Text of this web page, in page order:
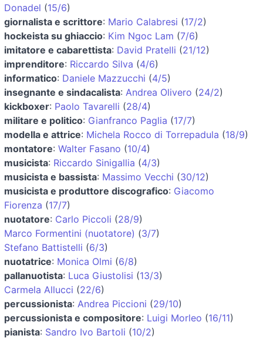
Donadel (15/6)
giornalista e scrittore: Mario Calabresi (17/2)
hockeista su ghiaccio: Kim Ngoc Lam (7/6)
imitatore e cabarettista: David Pratelli (21/12)
imprenditore: Riccardo Silva (4/6)
informatico: Daniele Mazzucchi (4/5)
insegnante e sindacalista: Andrea Olivero (24/2)
kickboxer: Paolo Tavarelli (28/4)
militare e politico: Gianfranco Paglia (17/7)
modella e attrice: Michela Rocco di Torrepadula (18/9)
montatore: Walter Fasano (10/4)
musicista: Riccardo Sinigallia (4/3)
musicista e bassista: Massimo Vecchi (30/12)
musicista e produttore discografico: Giacomo
Fiorenza (17/7)
nuotatore: Carlo Piccoli (28/9)
Marco Formentini (nuotatore) (3/7)
Stefano Battistelli (6/3)
nuotatrice: Monica Olmi (6/8)
pallanuotista: Luca Giustolisi (13/3)
Carmela Allucci (22/6)
percussionista: Andrea Piccioni (29/10)
percussionista e compositore: Luigi Morleo (16/11)
pianista: Sandro Ivo Bartoli (10/2)